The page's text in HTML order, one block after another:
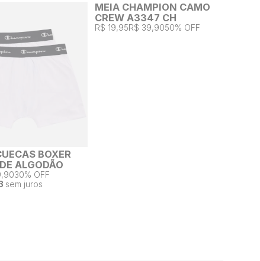
BOXER
ALGODÃO
30% OFF
sem juros
MEIA CHAMPION CAMO
CREW A3347 CH
R$ 19,95R$ 39,9050% OFF